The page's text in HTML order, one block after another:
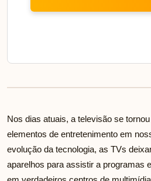
Nos dias atuais, a televisão se
elementos de entretenimento em
evolução da tecnologia, as TVs
aparelhos para assistir a programas